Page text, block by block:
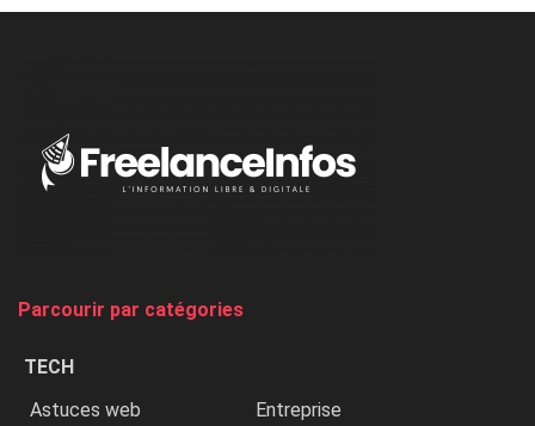
Nigeria,
Parcourir par catégories
TECH
Astuces web
Entreprise